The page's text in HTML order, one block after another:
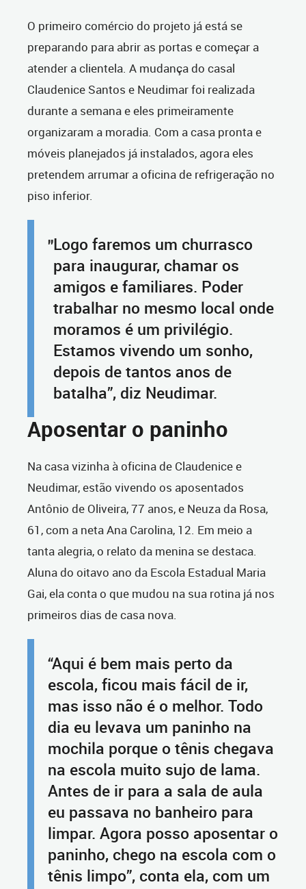
O primeiro comércio do projeto já está se
preparando para abrir as portas e começar a
atender a clientela. A mudança do casal
Claudenice Santos e Neudimar foi realizada
durante a semana e eles primeiramente
organizaram a moradia. Com a casa pronta e
móveis planejados já instalados, agora eles
pretendem arrumar a oficina de refrigeração no
piso inferior.
"Logo faremos um churrasco
para inaugurar, chamar os
amigos e familiares. Poder
trabalhar no mesmo local onde
moramos é um privilégio.
Estamos vivendo um sonho,
depois de tantos anos de
batalha”, diz Neudimar.
Aposentar o paninho
Na casa vizinha à oficina de Claudenice e
Neudimar, estão vivendo os aposentados
Antônio de Oliveira, 77 anos, e Neuza da Rosa,
61, com a neta Ana Carolina, 12. Em meio a
tanta alegria, o relato da menina se destaca.
Aluna do oitavo ano da Escola Estadual Maria
Gai, ela conta o que mudou na sua rotina já nos
primeiros dias de casa nova.
“Aqui é bem mais perto da
escola, ficou mais fácil de ir,
mas isso não é o melhor. Todo
dia eu levava um paninho na
mochila porque o tênis chegava
na escola muito sujo de lama.
Antes de ir para a sala de aula
eu passava no banheiro para
limpar. Agora posso aposentar o
paninho, chego na escola com o
tênis limpo”, conta ela, com um